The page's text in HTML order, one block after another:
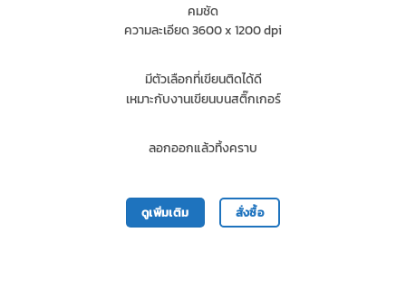
คมชัด
ความละเอียด 3600 x 1200 dpi
มีตัวเลือกที่เขียนติดได้ดี
เหมาะกับงานเขียนบนสติ๊กเกอร์
ลอกออกแล้วทิ้งคราบ
ดูเพิ่มเติม สั่งซื้อ